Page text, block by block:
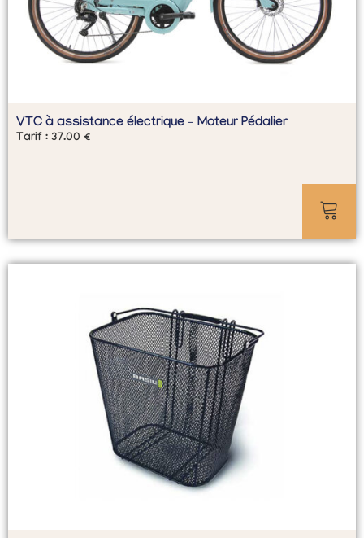
VTC à assistance électrique – Moteur Pédalier
Tarif : 37.00 €